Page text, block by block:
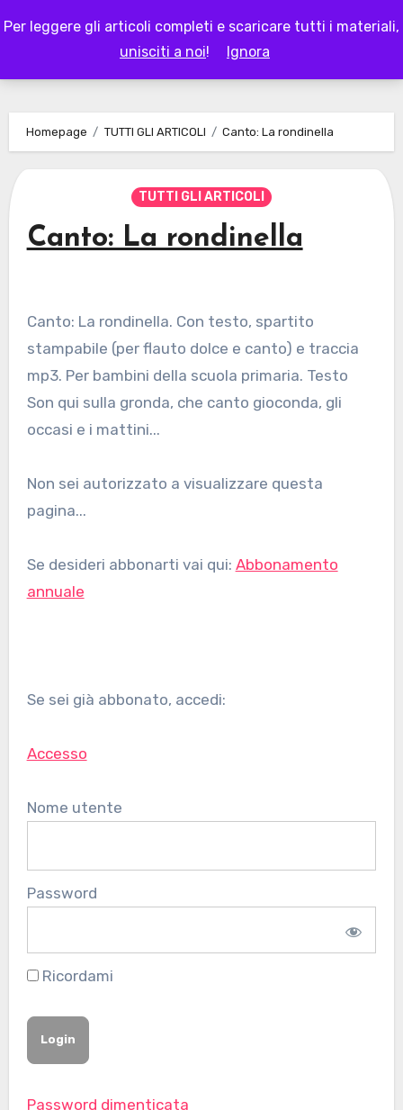
Per leggere gli articoli completi e scaricare tutti i materiali,
unisciti a noi! Ignora
to
LAPAPPADOLCE
Homepage TUTTI GLI ARTICOLI Canto: La rondinella
TUTTI GLI ARTICOLI
Canto: La rondinella
Canto: La rondinella. Con testo, spartito
stampabile (per flauto dolce e canto) e traccia
mp3. Per bambini della scuola primaria. Testo
Son qui sulla gronda, che canto gioconda, gli
occasi e i mattini...
Non sei autorizzato a visualizzare questa
pagina...
Se desideri abbonarti vai qui: Abbonamento
annuale
Se sei già abbonato, accedi:
Accesso
Nome utente
Password
Ricordami
Password dimenticata